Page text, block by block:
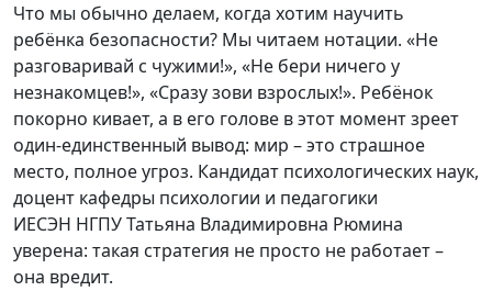
Что мы обычно делаем, когда хотим научить
ребёнка безопасности? Мы читаем нотации. «Не
разговаривай с чужими!», «Не бери ничего у
незнакомцев!», «Сразу зови взрослых!». Ребёнок
покорно кивает, а в его голове в этот момент зреет
один-единственный вывод: мир – это страшное
место, полное угроз. Кандидат психологических наук,
доцент кафедры психологии и педагогики
ИЕСЭН НГПУ Татьяна Владимировна Рюмина
уверена: такая стратегия не просто не работает –
она вредит.